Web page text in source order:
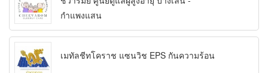
กำแพงแสน
เมทัลชีทโคราช แซนวิช EPS กันความร้อน